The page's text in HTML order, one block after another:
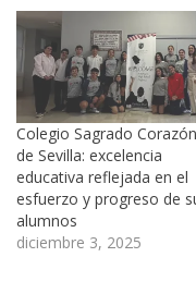
Colegio Sagrado Corazón
de Sevilla: excelencia
educativa reflejada en el
esfuerzo y progreso de
alumnos
diciembre 3, 2025